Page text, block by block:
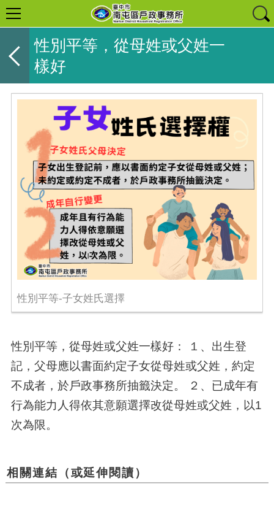
性別平等，從母姓或父姓一
樣好
性別平等-子女姓氏選擇
性別平等，從母姓或父姓一樣好： １、出生登
記，父母應以書面約定子女從母姓或父姓，約定
不成者，於戶政事務所抽籤決定。 ２、已成年有
行為能力人得依其意願選擇改從母姓或父姓，以1
次為限。
相關連結（或延伸閱讀）